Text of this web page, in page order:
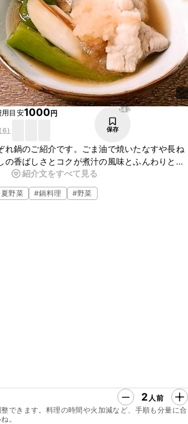
用目安1000円
(6)
142
保存
れ鍋のご紹介です。ごま油で焼いたなすや長ね
の香ばしさとコクが煮汁の風味とふんわりとや
く合い、とてもおいしいですよ。お酒にも合い
のも喜ばれます。ぜひお試しくださいね。
紹介文をすべて見る
夏野菜 #鍋料理 #野菜
2 人前
できます。料理の時間や火加減など、手順も分量に合
。